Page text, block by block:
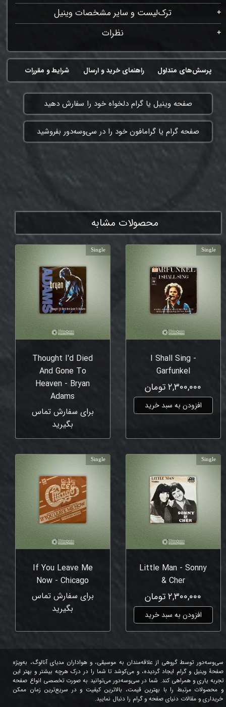
ترک‌لیست و سایر مشخصات وینیل
نظرات
شرایط و مقررات راهنمای خرید و ارسال پرسش‌های متداول
​صفحه وینیل یا گرام دلخواه خود را سفارش دهید
​صفحه گرام یا گرامافون خود را در سی‌وسه‌دور بفروشید
محصولات مشابه
I Shall Sing -
Garfunkel
۲,۳۰۰,۰۰۰ تومان
افزودن به سبد خرید
Single
Thought I'd Died
And Gone To
Heaven - Bryan
Adams
برای سفارش تماس
بگیرید
Single
Little Man - Sonny
& Cher
۲,۳۰۰,۰۰۰ تومان
افزودن به سبد خرید
Single
If You Leave Me
Now - Chicago
برای سفارش تماس
بگیرید
Single
سی‌وسه‌دور توسط گروهی از علاقه‌مندان به موسیقی، و هواداران مدیای آنالوگ، به‌ویژه
صفحۀ وینیل و گرام ایجاد گردیده، و می‌کوشد تا شما را در درک هرچه بیشتر و بهتر این
تجربه یاری و همراهی کند. شما در سی‌وسه‌دور می‌توانید به صورت تخصصی انواع صفحه
و محصولات مرتبط را با بهترین قیمت، بالاترین کیفیت و در سریع‌ترین زمان ممکن
خریداری و مقالات دنیای صفحه و گرام را دنبال نمایید.